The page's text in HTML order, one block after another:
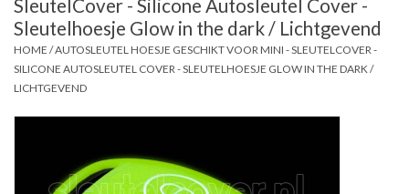
Veelgestelde vragen
SleutelCover - Silicone Autosleutel Cover -
Sleutelhoesje Glow in the dark / Lichtgevend
HOME /AUTOSLEUTEL HOESJE GESCHIKT VOOR MINI - SLEUTELCOVER -
SILICONE AUTOSLEUTEL COVER - SLEUTELHOESJE GLOW IN THE DARK /
LICHTGEVEND